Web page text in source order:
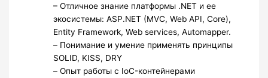
– Отличное знание платформы .NET и ее
экосистемы: ASP.NET (MVC, Web API, Core),
Entity Framework, Web services, Automapper.
– Понимание и умение применять принципы
SOLID, KISS, DRY
– Опыт работы с IoC-контейнерами